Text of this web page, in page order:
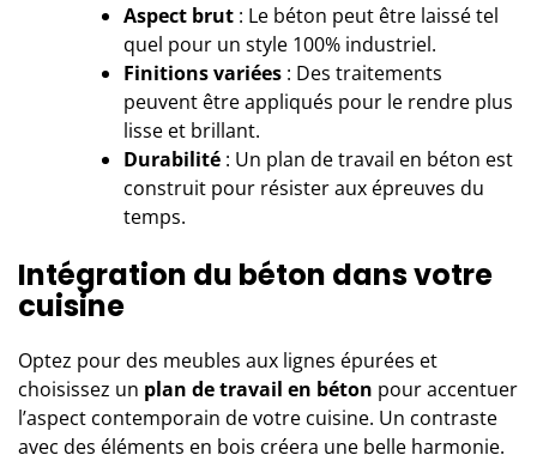
Aspect brut : Le béton peut être laissé tel
quel pour un style 100% industriel.
Finitions variées : Des traitements
peuvent être appliqués pour le rendre plus
lisse et brillant.
Durabilité : Un plan de travail en béton est
construit pour résister aux épreuves du
temps.
Intégration du béton dans votre
cuisine
Optez pour des meubles aux lignes épurées et
choisissez un plan de travail en béton pour accentuer
l’aspect contemporain de votre cuisine. Un contraste
avec des éléments en bois créera une belle harmonie.